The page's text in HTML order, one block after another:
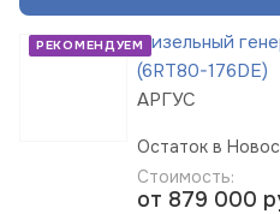
РЕКОМЕНДУЕМДизельный
(6RT80-176DE)
АРГУС
Остаток в
Стоимость:
от 879 000